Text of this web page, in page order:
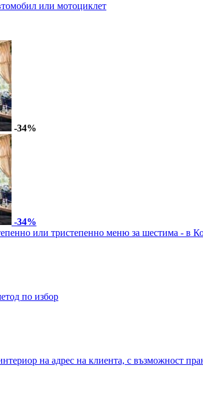
или мотоциклет
-34%
-34%
или тристепенно меню за шестима - в
по избор
на адрес на клиента, с възможност